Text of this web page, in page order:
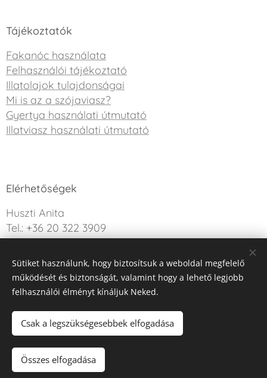
Tájékoztatók
Fakanóc használata
Felhasználói tájékoztató
Illatolajok tulajdonságai
Mi is az a szójaviasz?
Gyertya használati útmutató
Illatviasz használati útmutató
Elérhetőségek
Huszti Anita
Tel.: +36 20 322 3909
Kérdésed van? Írj nekünk!
Az oldalt a Webnode működteti
Sütiket használunk, hogy biztosítsuk a weboldal megfelelő
működését és biztonságát, valamint hogy a lehető legjobb
felhasználói élményt kínáljuk Neked.
Csak a legszükségesebbek elfogadása
Összes elfogadása